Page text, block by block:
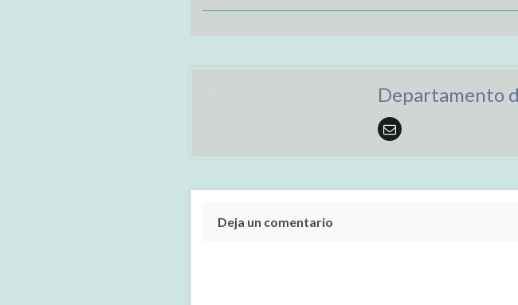
Departamento
Deja un comentario